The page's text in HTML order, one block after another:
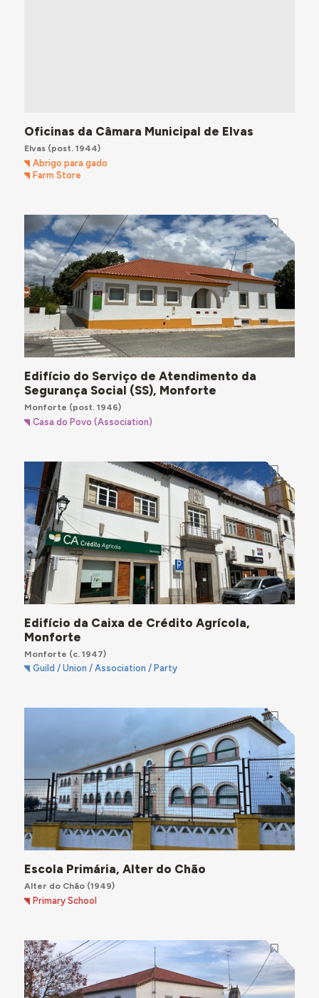
Oficinas da Câmara Municipal de Elvas
Elvas(post. 1944)
Abrigo para gado
Farm Store
Edifício do Serviço de Atendimento da
Segurança Social (SS), Monforte
Monforte (post. 1946)
Casa do Povo (Association)
Edifício da Caixa de Crédito Agrícola,
Monforte
Monforte (c. 1947)
Guild / Union / Association / Party
Escola Primária, Alter do Chão
Alter do Chão(1949)
Primary School